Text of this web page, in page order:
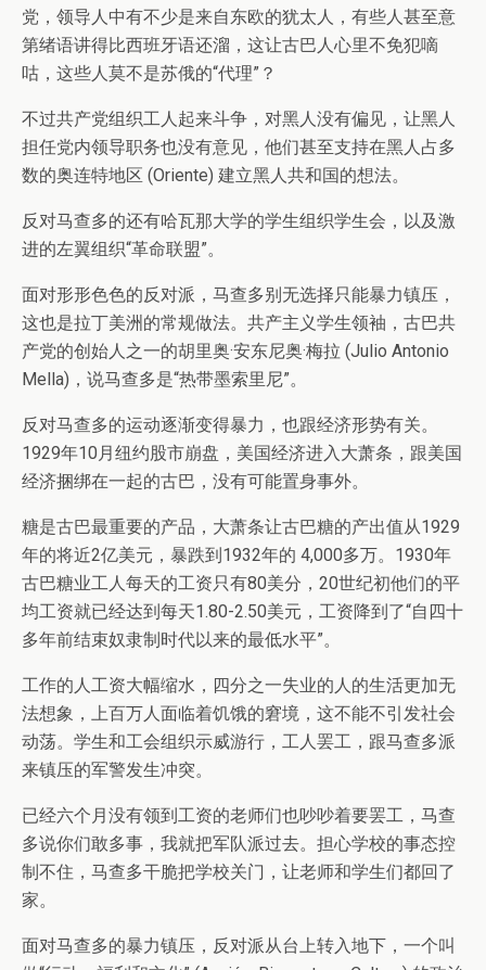
党，领导人中有不少是来自东欧的犹太人，有些人甚至意
第绪语讲得比西班牙语还溜，这让古巴人心里不免犯嘀
咕，这些人莫不是苏俄的“代理”？
不过共产党组织工人起来斗争，对黑人没有偏见，让黑人
担任党内领导职务也没有意见，他们甚至支持在黑人占多
数的奥连特地区 (Oriente) 建立黑人共和国的想法。
反对马查多的还有哈瓦那大学的学生组织学生会，以及激
进的左翼组织“革命联盟”。
面对形形色色的反对派，马查多别无选择只能暴力镇压，
这也是拉丁美洲的常规做法。共产主义学生领袖，古巴共
产党的创始人之一的胡里奥·安东尼奥·梅拉 (Julio Antonio
Mella)，说马查多是“热带墨索里尼”。
反对马查多的运动逐渐变得暴力，也跟经济形势有关。
1929年10月纽约股市崩盘，美国经济进入大萧条，跟美国
经济捆绑在一起的古巴，没有可能置身事外。
糖是古巴最重要的产品，大萧条让古巴糖的产出值从1929
年的将近2亿美元，暴跌到1932年的 4,000多万。1930年
古巴糖业工人每天的工资只有80美分，20世纪初他们的平
均工资就已经达到每天1.80-2.50美元，工资降到了“自四十
多年前结束奴隶制时代以来的最低水平”。
工作的人工资大幅缩水，四分之一失业的人的生活更加无
法想象，上百万人面临着饥饿的窘境，这不能不引发社会
动荡。学生和工会组织示威游行，工人罢工，跟马查多派
来镇压的军警发生冲突。
已经六个月没有领到工资的老师们也吵吵着要罢工，马查
多说你们敢多事，我就把军队派过去。担心学校的事态控
制不住，马查多干脆把学校关门，让老师和学生们都回了
家。
面对马查多的暴力镇压，反对派从台上转入地下，一个叫